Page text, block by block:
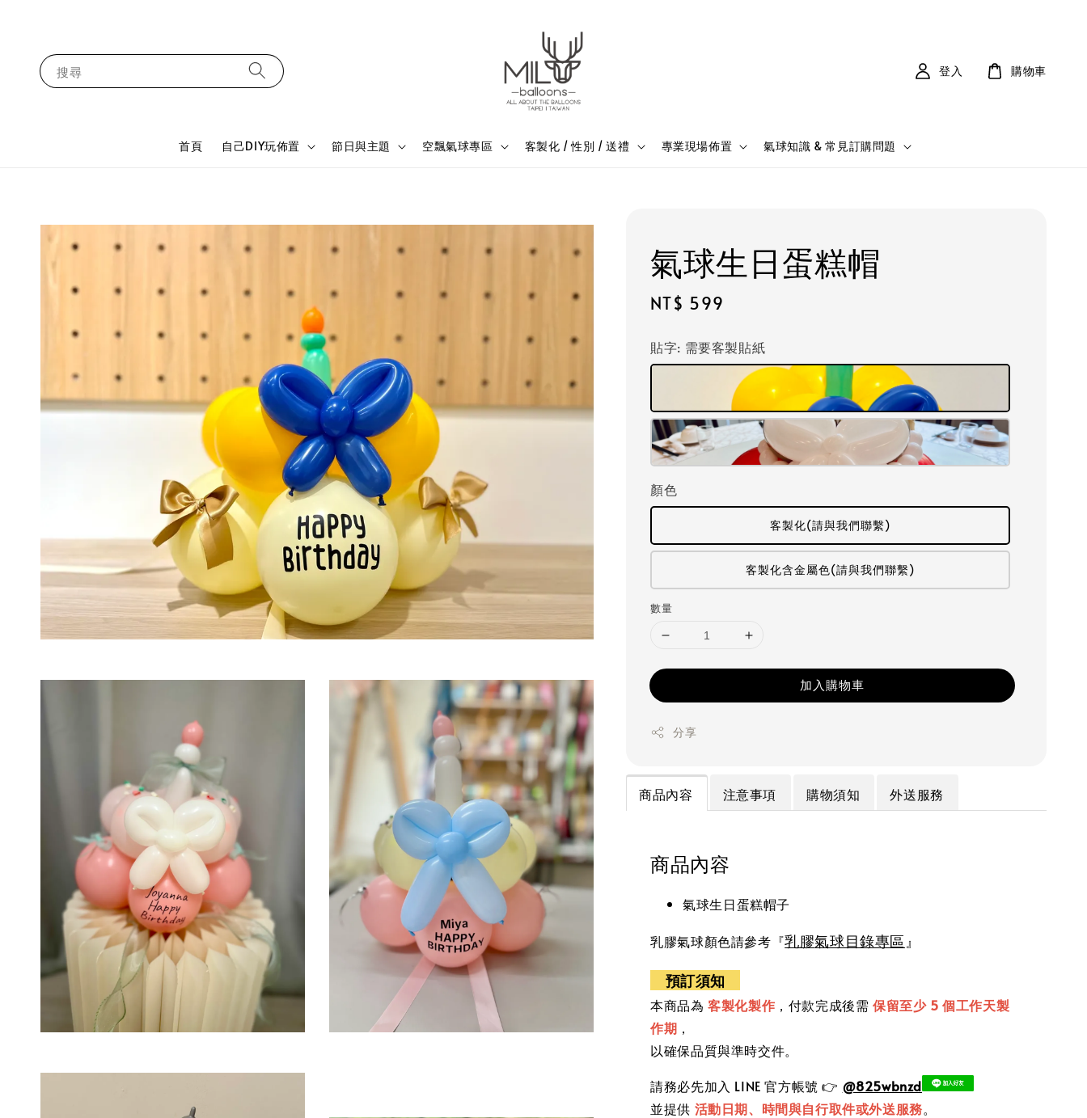
搜尋
首頁 自己DIY玩佈置 節日與主題 空飄氣球專區 客製化 / 性別 / 送禮 專業現場佈置 氣球知識 & 常見訂購問題
登入 購物車
氣球生日蛋糕帽
Regular
NT$ 599
貼字: 需要客製貼紙
顏色
客製化(請與我們聯繫)
客製化含金屬色(請與我們聯繫)
數量
加入購物車
分享
商品內容 注意事項 購物須知 外送服務
商品內容
氣球生日蛋糕帽子
乳膠氣球顏色請參考『乳膠氣球目錄專區 』
預訂須知
本商品為客製化製作 ，付款完成後需 保留至少 5 個工作天製
作期 ，
以確保品質與準時交件。
請務必先加入 LINE 官方帳號 👉 @825wbnzd
並提供 活動日期、時間與自行取件或外送服務。